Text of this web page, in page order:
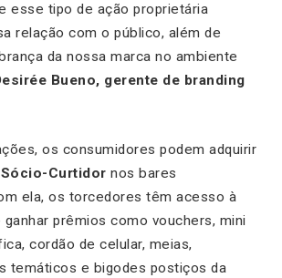
esse tipo de ação proprietária
relação com o público, além de
da nossa marca no ambiente
Bueno, gerente de branding
os consumidores podem adquirir
Sócio-Curtidor nos bares
ela, os torcedores têm acesso à
prêmios como vouchers, mini
cordão de celular, meias,
temáticos e bigodes postiços da